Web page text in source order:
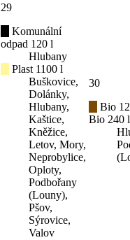
29
Komunální
odpad 120 l
Hlubany
Plast 1100 l
Buškovice,
Dolánky,
Hlubany,
Kaštice,
Kněžice,
Letov, Mory,
Neprobylice,
Oploty,
Podbořany
(Louny),
Pšov,
Sýrovice,
Valov
30
Bio
Bio 240 l